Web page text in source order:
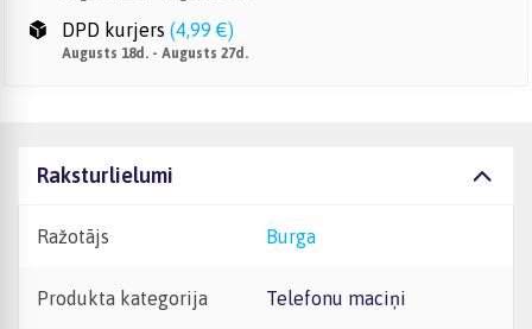
DPD kurjers (4,99 €)
Augusts 18d. - Augusts 27d.
Raksturlielumi
Ražotājs Burga
Produkta kategorija Telefonu maciņi